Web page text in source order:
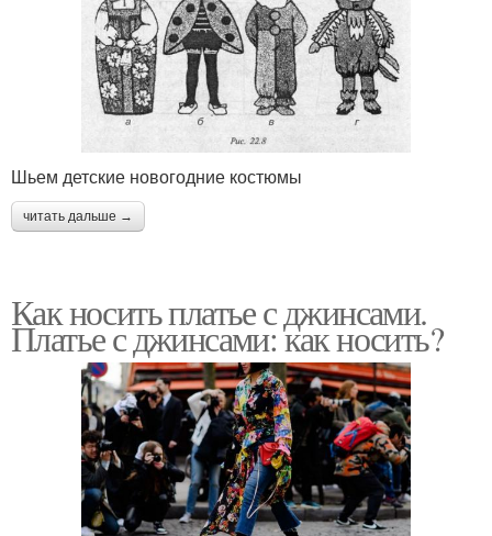
Шьем детские новогодние костюмы
читать дальше →
Как носить платье с джинсами.
Платье с джинсами: как носить?